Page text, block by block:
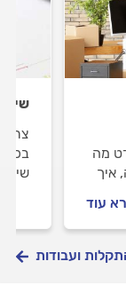
מה
איך
עוד
בכל
ועבודות